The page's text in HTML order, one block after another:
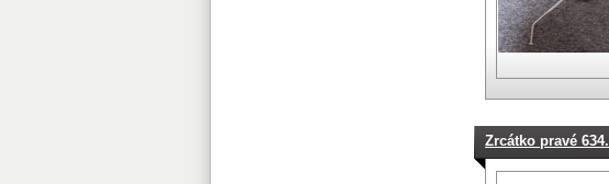
Zrcátko pravé 634.